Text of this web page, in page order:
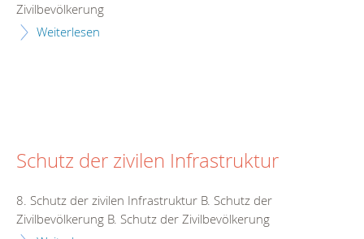
Zivilbevölkerung
Weiterlesen
Schutz der zivilen Infrastruktur
8. Schutz der zivilen Infrastruktur B. Schutz der
Zivilbevölkerung B. Schutz der Zivilbevölkerung